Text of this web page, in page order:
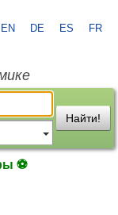
EN DE ES FR
Найти!
⚽